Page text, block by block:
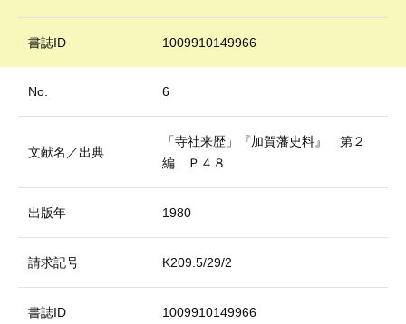
書誌ID 1009910149966
No. 6
文献名／出典
「寺社来歴」『加賀藩史料』 第２
編 Ｐ４８
出版年 1980
請求記号 K209.5/29/2
書誌ID 1009910149966